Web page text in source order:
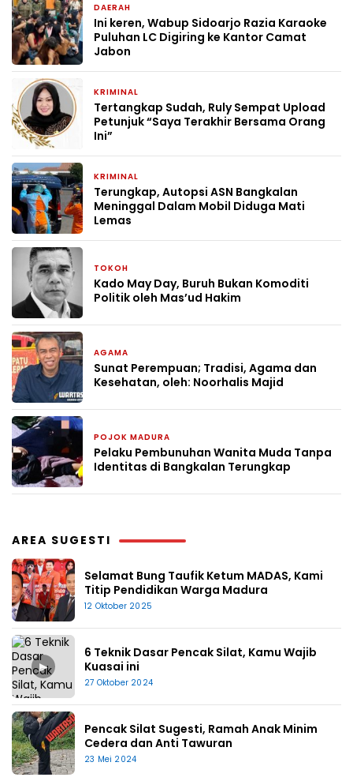
DAERAH
Ini keren, Wabup Sidoarjo Razia Karaoke
Puluhan LC Digiring ke Kantor Camat
Jabon
KRIMINAL
Tertangkap Sudah, Ruly Sempat Upload
Petunjuk “Saya Terakhir Bersama Orang
Ini”
KRIMINAL
Terungkap, Autopsi ASN Bangkalan
Meninggal Dalam Mobil Diduga Mati
Lemas
TOKOH
Kado May Day, Buruh Bukan Komoditi
Politik oleh Mas’ud Hakim
AGAMA
Sunat Perempuan; Tradisi, Agama dan
Kesehatan, oleh: Noorhalis Majid
POJOK MADURA
Pelaku Pembunuhan Wanita Muda Tanpa
Identitas di Bangkalan Terungkap
AREA SUGESTI
Selamat Bung Taufik Ketum MADAS, Kami
Titip Pendidikan Warga Madura
12 Oktober 2025
▶
6 Teknik Dasar Pencak Silat, Kamu Wajib
Kuasai ini
27 Oktober 2024
Pencak Silat Sugesti, Ramah Anak Minim
Cedera dan Anti Tawuran
23 Mei 2024